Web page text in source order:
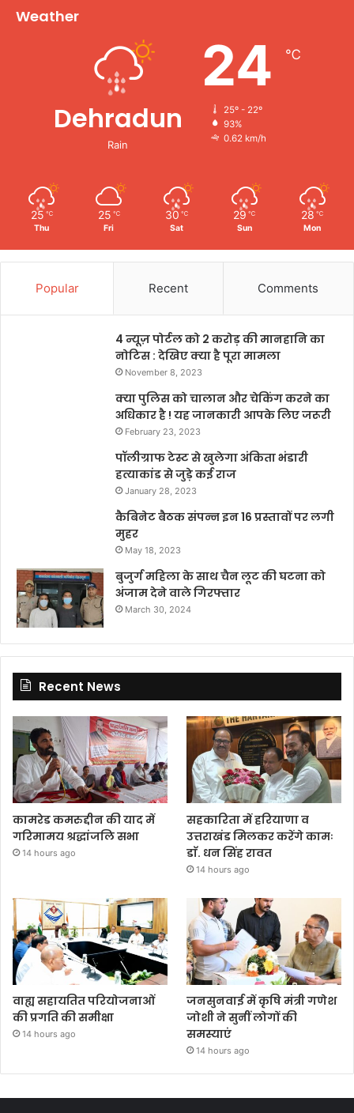
Weather
Dehradun
Rain
24 ℃
25º - 22º
93%
0.62 km/h
25 ℃
Thu
25 ℃
Fri
30 ℃
Sat
29 ℃
Sun
28 ℃
Mon
Popular Recent Comments
4 न्यूज़ पोर्टल को 2 करोड़ की मानहानि का
नोटिस : देखिए क्या है पूरा मामला
November 8, 2023
क्या पुलिस को चालान और चेकिंग करने का
अधिकार है ! यह जानकारी आपके लिए जरूरी
February 23, 2023
पॉलीग्राफ टेस्ट से खुलेगा अंकिता भंडारी
हत्याकांड से जुड़े कई राज
January 28, 2023
कैबिनेट बैठक संपन्न इन 16 प्रस्तावों पर लगी
मुहर
May 18, 2023
बुजुर्ग महिला के साथ चैन लूट की घटना को
अंजाम देने वाले गिरफ्तार
March 30, 2024
Recent News
कामरेड कमरुद्दीन की याद में
गरिमामय श्रद्धांजलि सभा
14 hours ago
सहकारिता में हरियाणा व
उत्तराखंड मिलकर करेंगे कामः
डाॅ. धन सिंह रावत
14 hours ago
वाह्य सहायतित परियोजनाओं
की प्रगति की समीक्षा
14 hours ago
जनसुनवाई में कृषि मंत्री गणेश
जोशी ने सुनीं लोगों की
समस्याएं
14 hours ago